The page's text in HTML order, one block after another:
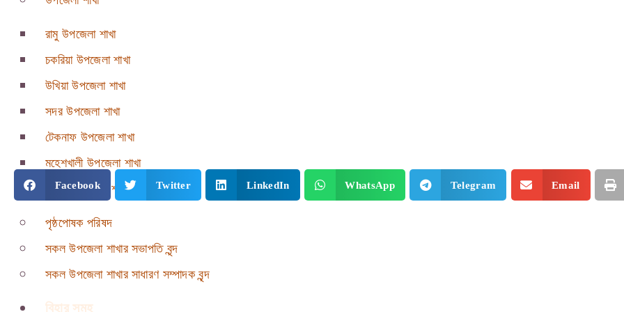
রামু উপজেলা শাখা
চকরিয়া উপজেলা শাখা
উখিয়া উপজেলা শাখা
সদর উপজেলা শাখা
টেকনাফ উপজেলা শাখা
মহেশখালী উপজেলা শাখা
পেকুয়া উপজেলা শাখা
পৃষ্ঠপোষক পরিষদ
সকল উপজেলা শাখার সভাপতি বৃন্দ
সকল উপজেলা শাখার সাধারণ সম্পাদক বৃন্দ
বিহার সমূহ
Facebook Twitter LinkedIn WhatsApp Telegram Email